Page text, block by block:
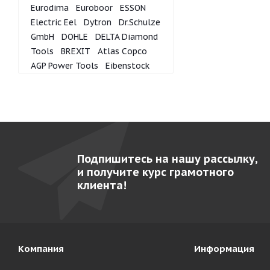
Eurodima
Euroboor
ESSON
Electric Eel
Dytron
Dr.Schulze
GmbH
DOHLE
DELTA Diamond
Tools
BREXIT
Atlas Copco
AGP Power Tools
Eibenstock
Подпишитесь на нашу рассылку,
и получите курс грамотного
клиента!
Компания Информация